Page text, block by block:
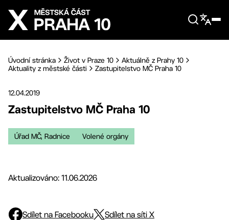
Přejít na hlavní obsah
Úvodní stránka Život v Praze 10
Aktuálně z Prahy 10
Aktuality z městské části
Zastupitelstvo MČ Praha 10
12.04.2019
Zastupitelstvo MČ Praha 10
Úřad MČ, Radnice Volené orgány
Aktualizováno: 11.06.2026
Sdílet na Facebooku Sdílet na síti X